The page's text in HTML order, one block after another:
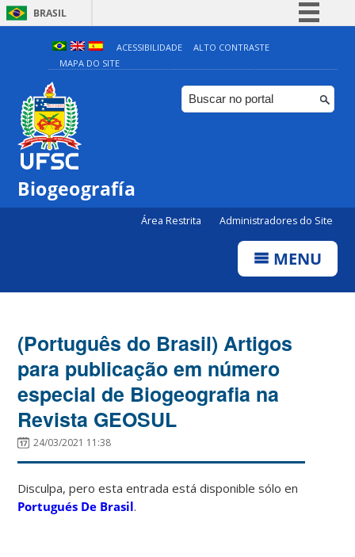
BRASIL
Simplifique!
Comunica BR
Participe
ACESSIBILIDADE
ALTO CONTRASTE
MAPA DO SITE
Biogeografía
Área Restrita Administradores do Site
MENU
(Português do Brasil) Artigos
para publicação em número
especial de Biogeografia na
Revista GEOSUL
24/03/2021 11:38
Disculpa, pero esta entrada está disponible sólo en
Portugués De Brasil.